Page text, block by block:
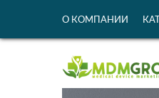
О КОМПАНИИ